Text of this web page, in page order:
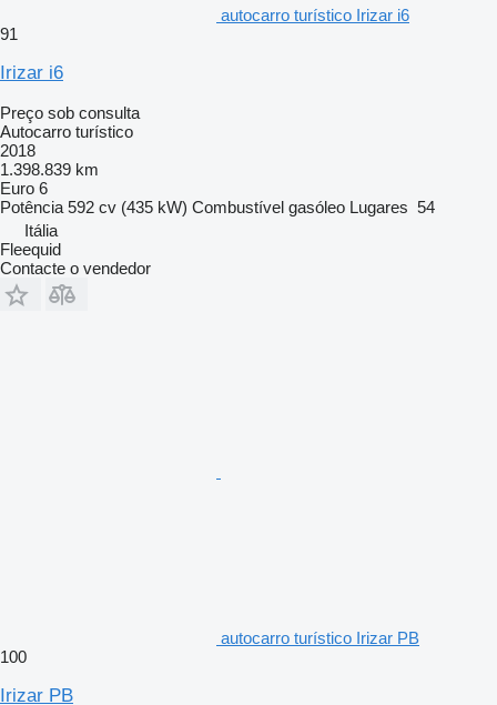
autocarro turístico Irizar i6
91
Irizar i6
Preço sob consulta
Autocarro turístico
2018
1.398.839 km
Euro 6
Potência 592 cv (435 kW) Combustível gasóleo Lugares 54
Itália
Fleequid
Contacte o vendedor
autocarro turístico Irizar PB
100
Irizar PB